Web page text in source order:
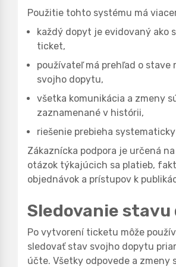
Použitie tohto systému má
každý dopyt je evidovaný ako
ticket,
používateľ má prehľad o stave
svojho dopytu,
všetka komunikácia a zmeny
zaznamenané v histórii,
riešenie prebieha
Zákaznícka podpora je určená
otázok týkajúcich sa platieb,
objednávok a prístupov k
Sledovanie
Po vytvorení ticketu môže
sledovať stav svojho dopytu
účte. Všetky odpovede a zmeny